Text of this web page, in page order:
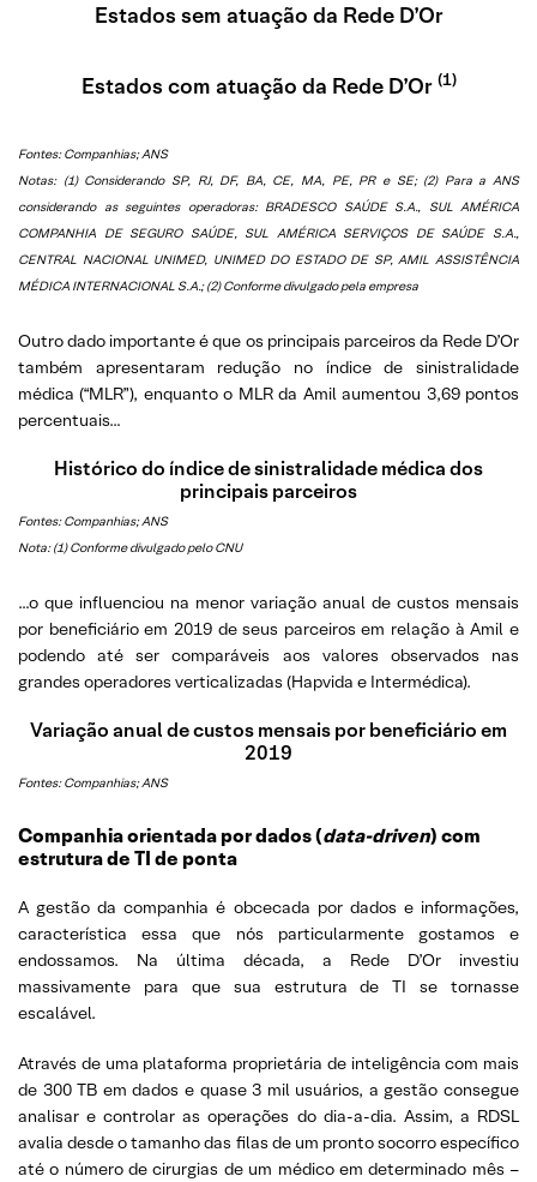
Estados sem atuação da Rede D’Or
Estados com atuação da Rede D’Or (1)
Fontes: Companhias; ANS
Notas: (1) Considerando SP, RJ, DF, BA, CE, MA, PE, PR e SE; (2) Para a ANS
considerando as seguintes operadoras: BRADESCO SAÚDE S.A., SUL AMÉRICA
COMPANHIA DE SEGURO SAÚDE, SUL AMÉRICA SERVIÇOS DE SAÚDE S.A.,
CENTRAL NACIONAL UNIMED, UNIMED DO ESTADO DE SP, AMIL ASSISTÊNCIA
MÉDICA INTERNACIONAL S.A.; (2) Conforme divulgado pela empresa
Outro dado importante é que os principais parceiros da Rede D’Or
também apresentaram redução no índice de sinistralidade
médica (“MLR”), enquanto o MLR da Amil aumentou 3,69 pontos
percentuais…
Histórico do índice de sinistralidade médica dos
principais parceiros
Fontes: Companhias; ANS
Nota: (1) Conforme divulgado pelo CNU
…o que influenciou na menor variação anual de custos mensais
por beneficiário em 2019 de seus parceiros em relação à Amil e
podendo até ser comparáveis aos valores observados nas
grandes operadores verticalizadas (Hapvida e Intermédica).
Variação anual de custos mensais por beneficiário em
2019
Fontes: Companhias; ANS
Companhia orientada por dados (data-driven) com
estrutura de TI de ponta
A gestão da companhia é obcecada por dados e informações,
característica essa que nós particularmente gostamos e
endossamos. Na última década, a Rede D’Or investiu
massivamente para que sua estrutura de TI se tornasse
escalável.
Através de uma plataforma proprietária de inteligência com mais
de 300 TB em dados e quase 3 mil usuários, a gestão consegue
analisar e controlar as operações do dia-a-dia. Assim, a RDSL
avalia desde o tamanho das filas de um pronto socorro específico
até o número de cirurgias de um médico em determinado mês –